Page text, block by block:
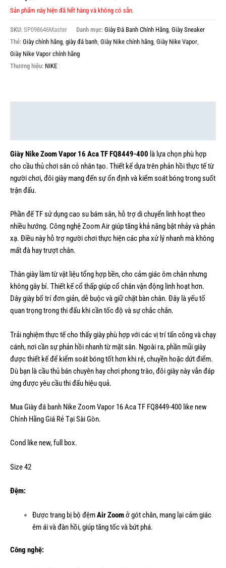
Sản phẩm này hiện đã hết hàng và không có sẵn.
SKU: SP098646Master Danh mục: Giày Đá Banh Chính Hãng Giày Sneaker
Thẻ: Giày chính hãng giày đá banh Giày Nike chính hãng Giày Nike Vapor
Giày Nike Vapor chính hãng
Thương hiệu: NIKE
Giày Nike Zoom Vapor 16 Aca TF FQ8449-400 là lựa chọn phù hợp
cho cầu thủ chơi sân cỏ nhân tạo. Thiết kế dựa trên phản hồi thực tế từ
người chơi, đôi giày mang đến sự ổn định và kiểm soát bóng trong suốt
trận đấu.
Phần đế TF sử dụng cao su bám sân, hỗ trợ di chuyển linh hoạt theo
nhiều hướng. Công nghệ Zoom Air giúp tăng khả năng bật nhảy và phản
xạ. Điều này hỗ trợ người chơi thực hiện các pha xử lý nhanh mà không
mất đà hay trượt chân.
Thân giày làm từ vật liệu tổng hợp bền, cho cảm giác ôm chân nhưng
không gây bí. Thiết kế cổ thấp giúp cổ chân vận động linh hoạt hơn.
Dây giày bố trí đơn giản, dễ buộc và giữ chặt bàn chân. Đây là yếu tố
quan trọng trong thi đấu khi cần tốc độ và sự chắc chắn.
Trải nghiệm thực tế cho thấy giày phù hợp với các vị trí tấn công và chạy
cánh, nơi cần sự phản hồi nhanh từ mặt sân. Ngoài ra, phần mũi giày
được thiết kế để kiểm soát bóng tốt hơn khi rê, chuyền hoặc dứt điểm.
Dù bạn là cầu thủ bán chuyên hay chơi phong trào, đôi giày này vẫn đáp
ứng được yêu cầu thi đấu hiệu quả.
Mua Giày đá banh Nike Zoom Vapor 16 Aca TF FQ8449-400 like new
Chính Hãng Giá Rẻ Tại Sài Gòn.
Cond like new, full box.
Size 42
Đệm:
Được trang bị bộ đệmAir Zoomở gót chân, mang lại cảm giác
êm ái và đàn hồi, giúp tăng tốc và bứt phá.
Công nghệ: